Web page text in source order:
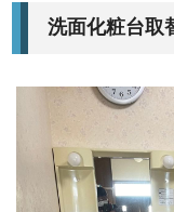
洗面化粧台取